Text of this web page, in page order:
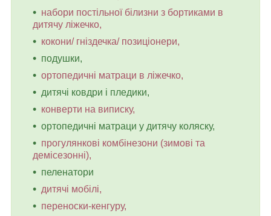
набори постільної білизни з бортиками в
дитячу ліжечко,
кокони/ гніздечка/ позиціонери,
подушки,
ортопедичні матраци в ліжечко,
дитячі ковдри і пледики,
конверти на виписку,
ортопедичні матраци у дитячу коляску,
прогулянкові комбінезони (зимові та
демісезонні),
пеленатори
дитячі мобілі,
переноски-кенгуру,